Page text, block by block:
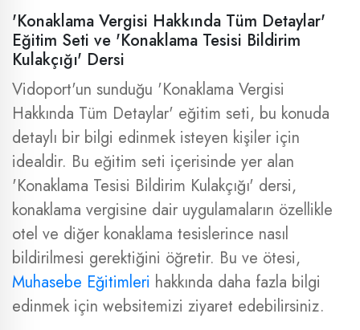
'Konaklama Vergisi Hakkında Tüm Detaylar'
Eğitim Seti ve 'Konaklama Tesisi Bildirim
Kulakçığı' Dersi
Vidoport'un sunduğu 'Konaklama Vergisi
Hakkında Tüm Detaylar' eğitim seti, bu konuda
detaylı bir bilgi edinmek isteyen kişiler için
idealdir. Bu eğitim seti içerisinde yer alan
'Konaklama Tesisi Bildirim Kulakçığı' dersi,
konaklama vergisine dair uygulamaların özellikle
otel ve diğer konaklama tesislerince nasıl
bildirilmesi gerektiğini öğretir. Bu ve ötesi,
Muhasebe Eğitimleri hakkında daha fazla bilgi
edinmek için websitemizi ziyaret edebilirsiniz.